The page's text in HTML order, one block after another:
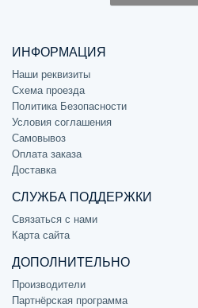
ИНФОРМАЦИЯ
Наши реквизиты
Схема проезда
Политика Безопасности
Условия соглашения
Самовывоз
Оплата заказа
Доставка
СЛУЖБА ПОДДЕРЖКИ
Связаться с нами
Карта сайта
ДОПОЛНИТЕЛЬНО
Производители
Партнёрская программа